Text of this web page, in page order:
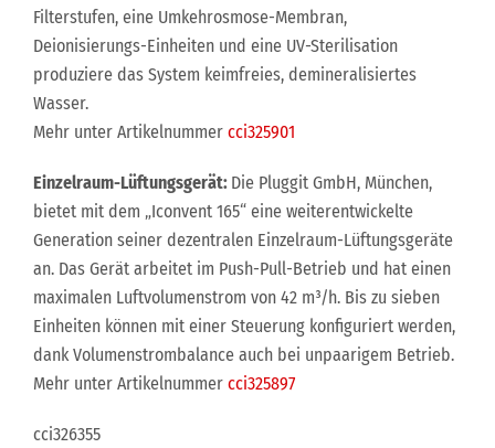
Filterstufen, eine Umkehrosmose-Membran,
Deionisierungs-Einheiten und eine UV-Sterilisation
produziere das System keimfreies, demineralisiertes
Wasser.
Mehr unter Artikelnummer cci325901
Einzelraum-Lüftungsgerät: Die Pluggit GmbH, München,
bietet mit dem „Iconvent 165“ eine weiterentwickelte
Generation seiner dezentralen Einzelraum-Lüftungsgeräte
an. Das Gerät arbeitet im Push-Pull-Betrieb und hat einen
maximalen Luftvolumenstrom von 42 m³/h. Bis zu sieben
Einheiten können mit einer Steuerung konfiguriert werden,
dank Volumenstrombalance auch bei unpaarigem Betrieb.
Mehr unter Artikelnummer cci325897
cci326355